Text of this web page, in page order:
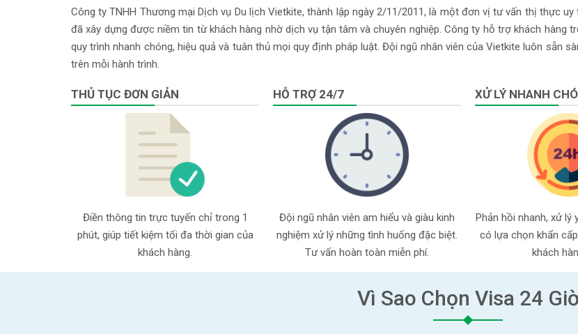
Công ty TNHH Thương mại Dịch vụ Du lịch Vietkite, thành lập ngày 2/11/2011, là một đơn vị tư vấn thị thực
đã xây dựng được niềm tin từ khách hàng nhờ dịch vụ tận tâm và chuyên nghiệp. Công ty hỗ trợ khách
quy trình nhanh chóng, hiệu quả và tuân thủ mọi quy định pháp luật. Đội ngũ nhân viên của Vietkite luôn sẵn
trên mỗi hành trình.
THỦ TỤC ĐƠN GIẢN
Điền thông tin trực tuyến chỉ trong 1
phút, giúp tiết kiệm tối đa thời gian của
khách hàng.
HỖ TRỢ 24/7
Đội ngũ nhân viên am hiểu và giàu kinh
nghiệm xử lý những tình huống đặc biệt.
Tư vấn hoàn toàn miễn phí.
XỬ LÝ NHANH
Phản hồi nhanh, xử lý
có lựa chọn khẩn
khách
Vì Sao Chọn Visa 24